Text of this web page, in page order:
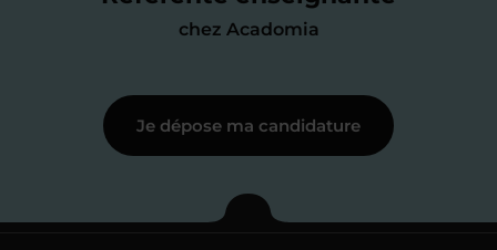
chez Acadomia
j’échange en direct avec un chargé de
Étape 3
Je commence mes
Je dépose ma candidature